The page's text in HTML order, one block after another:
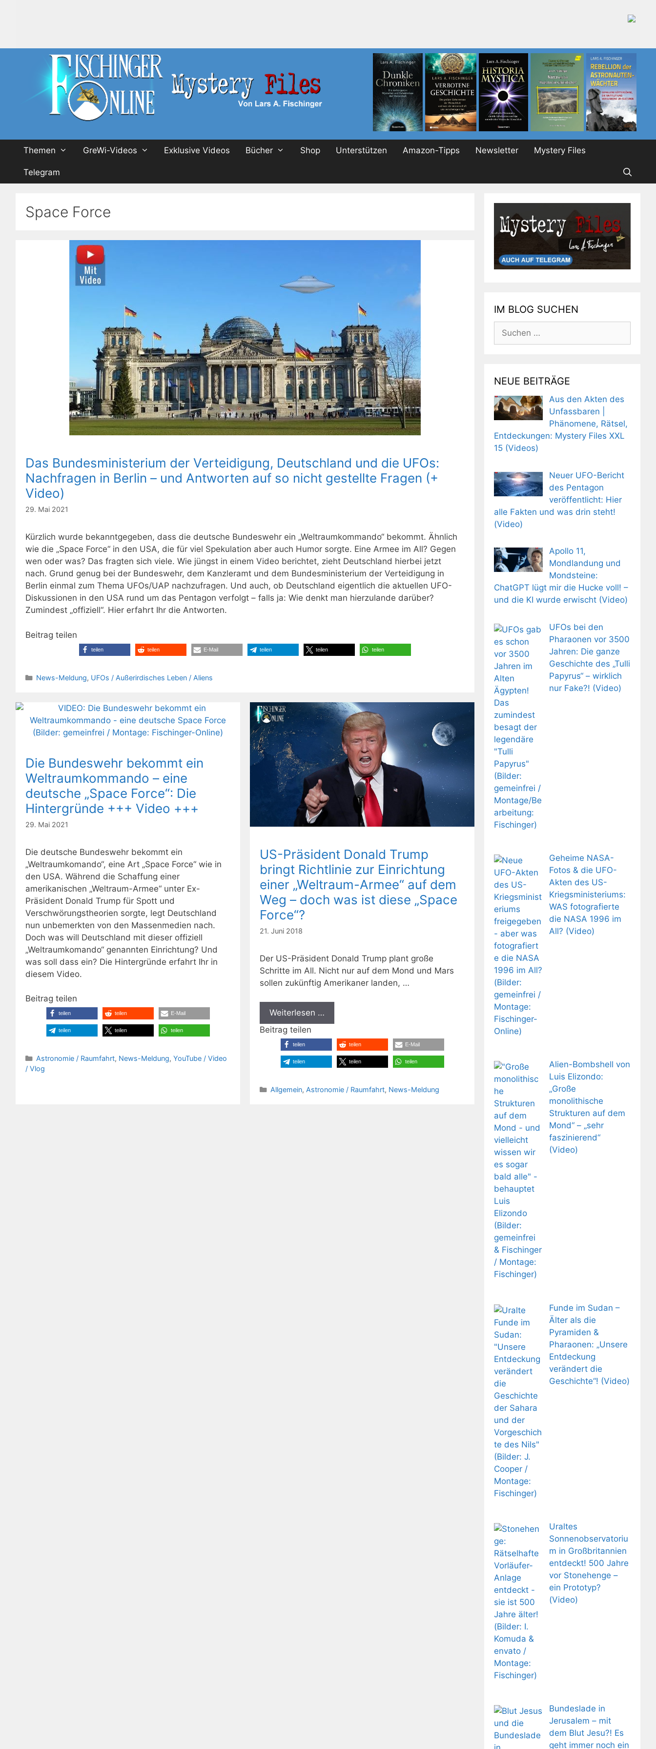
Themen GreWi-Videos Exklusive Videos Bücher Shop Unterstützen Amazon-Tipps Newsletter Mystery Files
Telegram
Space Force
Das Bundesministerium der Verteidigung, Deutschland und die UFOs:
Nachfragen in Berlin – und Antworten auf so nicht gestellte Fragen (+
Video)
29. Mai 2021
Kürzlich wurde bekanntgegeben, dass die deutsche Bundeswehr ein „Weltraumkommando“ bekommt. Ähnlich
wie die „Space Force“ in den USA, die für viel Spekulation aber auch Humor sorgte. Eine Armee im All? Gegen
wen oder was? Das fragten sich viele. Wie jüngst in einem Video berichtet, zieht Deutschland hierbei jetzt
nach. Grund genug bei der Bundeswehr, dem Kanzleramt und dem Bundesministerium der Verteidigung in
Berlin einmal zum Thema UFOs/UAP nachzufragen. Und auch, ob Deutschland eigentlich die aktuellen UFO-
Diskussionen in den USA rund um das Pentagon verfolgt – falls ja: Wie denkt man hierzulande darüber?
Zumindest „offiziell“. Hier erfahrt Ihr die Antworten.
Beitrag teilen
teilen teilen E-Mail teilen teilen teilen
Kategorien
News-Meldung, UFOs / Außerirdisches Leben / Aliens
Die Bundeswehr bekommt ein
Weltraumkommando – eine
deutsche „Space Force“: Die
Hintergründe +++ Video +++
29. Mai 2021
Die deutsche Bundeswehr bekommt ein
„Weltraumkomando“, eine Art „Space Force“ wie in
den USA. Während die Schaffung einer
amerikanischen „Weltraum-Armee“ unter Ex-
Präsident Donald Trump für Spott und
Verschwörungstheorien sorgte, legt Deutschland
nun unbemerkten von den Massenmedien nach.
Doch was will Deutschland mit dieser offiziell
„Weltraumkomando“ genannten Einrichtung? Und
was soll dass ein? Die Hintergründe erfahrt Ihr in
diesem Video.
Beitrag teilen
teilen teilen E-Mail
teilen teilen teilen
Kategorien
Astronomie / Raumfahrt, News-Meldung, YouTube / Video
/ Vlog
US-Präsident Donald Trump
bringt Richtlinie zur Einrichtung
einer „Weltraum-Armee“ auf dem
Weg – doch was ist diese „Space
Force“?
21. Juni 2018
Der US-Präsident Donald Trump plant große
Schritte im All. Nicht nur auf dem Mond und Mars
sollen zukünftig Amerikaner landen, …
Weiterlesen …
Beitrag teilen
teilen teilen E-Mail
teilen teilen teilen
Kategorien
Allgemein, Astronomie / Raumfahrt, News-Meldung
IM BLOG SUCHEN
Suchen
nach:
NEUE BEITRÄGE
Aus den Akten des
Unfassbaren |
Phänomene, Rätsel,
Entdeckungen: Mystery Files XXL
15 (Videos)
Neuer UFO-Bericht
des Pentagon
veröffentlicht: Hier
alle Fakten und was drin steht!
(Video)
Apollo 11,
Mondlandung und
Mondsteine:
ChatGPT lügt mir die Hucke voll! –
und die KI wurde erwischt (Video)
UFOs bei den
Pharaonen vor 3500
Jahren: Die ganze
Geschichte des „Tulli
Papyrus“ – wirklich
nur Fake?! (Video)
Geheime NASA-
Fotos & die UFO-
Akten des US-
Kriegsministeriums:
WAS fotografierte
die NASA 1996 im
All? (Video)
Alien-Bombshell von
Luis Elizondo:
„Große
monolithische
Strukturen auf dem
Mond“ – „sehr
faszinierend“
(Video)
Funde im Sudan –
Älter als die
Pyramiden &
Pharaonen: „Unsere
Entdeckung
verändert die
Geschichte“! (Video)
Uraltes
Sonnenobservatoriu
m in Großbritannien
entdeckt! 500 Jahre
vor Stonehenge –
ein Prototyp?
(Video)
Bundeslade in
Jerusalem – mit
dem Blut Jesu?! Es
geht immer noch ein